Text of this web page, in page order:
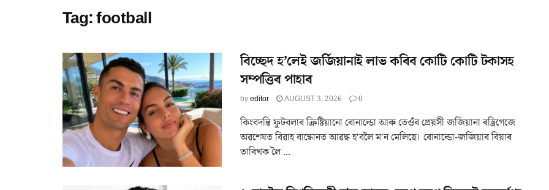
Tag:football
বিচ্ছেদ হ’লেই জৰ্জিয়ানাই লাভ কৰিব কোটি কোটি টকাসহ
সম্পত্তিৰ পাহাৰ
byeditor AUGUST 3, 2026 0
কিংবদন্তি ফুটবলাৰ ক্রিষ্টিয়ানো ৰোনাল্ডো আৰু তেওঁৰ প্ৰেয়সী জৰ্জিয়ানা ৰড্ৰিগেজে
অৱশেষত বিৱাহ বান্ধোনত আৱদ্ধ হ'বলৈ ম'ন মেলিছে। ৰোনাল্ডো-জৰ্জিয়াৰ বিয়াৰ
তাৰিখক লৈ ...